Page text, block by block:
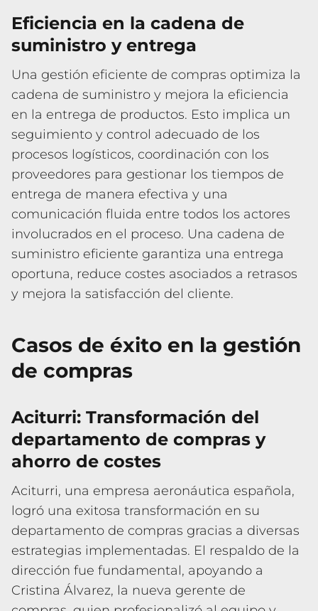
Eficiencia en la cadena de
suministro y entrega
Una gestión eficiente de compras optimiza la
cadena de suministro y mejora la eficiencia
en la entrega de productos. Esto implica un
seguimiento y control adecuado de los
procesos logísticos, coordinación con los
proveedores para gestionar los tiempos de
entrega de manera efectiva y una
comunicación fluida entre todos los actores
involucrados en el proceso. Una cadena de
suministro eficiente garantiza una entrega
oportuna, reduce costes asociados a retrasos
y mejora la satisfacción del cliente.
Casos de éxito en la gestión
de compras
Aciturri: Transformación del
departamento de compras y
ahorro de costes
Aciturri, una empresa aeronáutica española,
logró una exitosa transformación en su
departamento de compras gracias a diversas
estrategias implementadas. El respaldo de la
dirección fue fundamental, apoyando a
Cristina Álvarez, la nueva gerente de